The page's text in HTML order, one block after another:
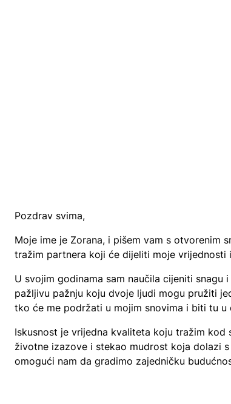
Pozdrav svima,
Moje ime je Zorana, i pišem vam s otvorenim
tražim partnera koji će dijeliti moje vrijednosti
U svojim godinama sam naučila cijeniti
pažljivu pažnju koju dvoje ljudi mogu pružiti
tko će me podržati u mojim snovima i biti tu u
Iskusnost je vrijedna kvaliteta koju tražim
životne izazove i stekao mudrost koja dolazi
omogući nam da gradimo zajedničku